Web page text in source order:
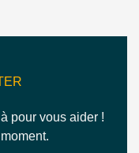
pour vous aider !